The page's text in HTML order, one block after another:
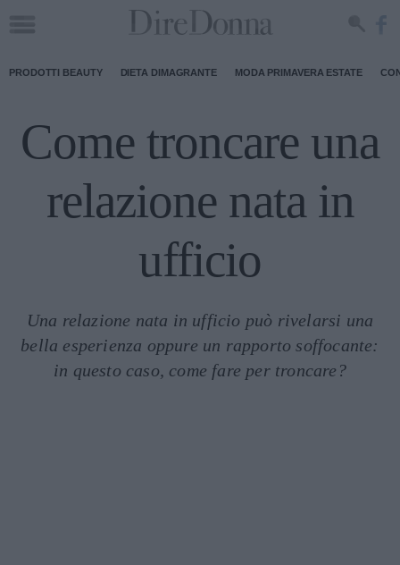
PRODOTTI BEAUTY DIETA DIMAGRANTE MODA PRIMAVERA ESTATE
Come troncare una
relazione nata in
ufficio
Una relazione nata in ufficio può rivelarsi una
bella esperienza oppure un rapporto soffocante:
in questo caso, come fare per troncare?